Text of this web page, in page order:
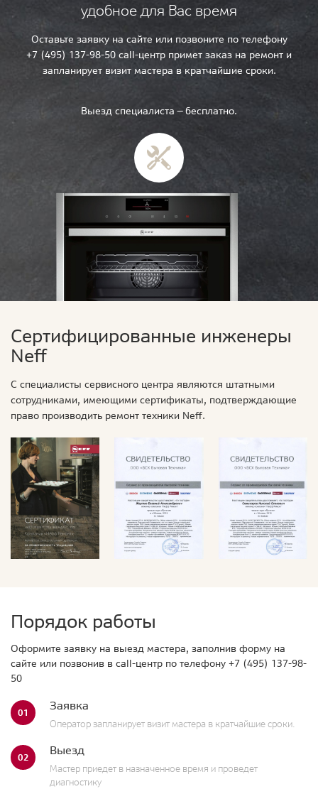
удобное для Вас время
Оставьте заявку на сайте или позвоните по телефону
+7 (495) 137-98-50 call-центр примет заказ на ремонт и
запланирует визит мастера в кратчайшие сроки.
Выезд специалиста — бесплатно.
Сертифицированные инженеры
Neff
С специалисты сервисного центра являются штатными
сотрудниками, имеющими сертификаты, подтверждающие
право производить ремонт техники Neff.
Порядок работы
Оформите заявку на выезд мастера, заполнив форму на
сайте или позвонив в call-центр по телефону +7 (495) 137-98-
50
01 Заявка
Оператор запланирует визит мастера в кратчайшие сроки.
02 Выезд
Мастер приедет в назначенное время и проведет
диагностику